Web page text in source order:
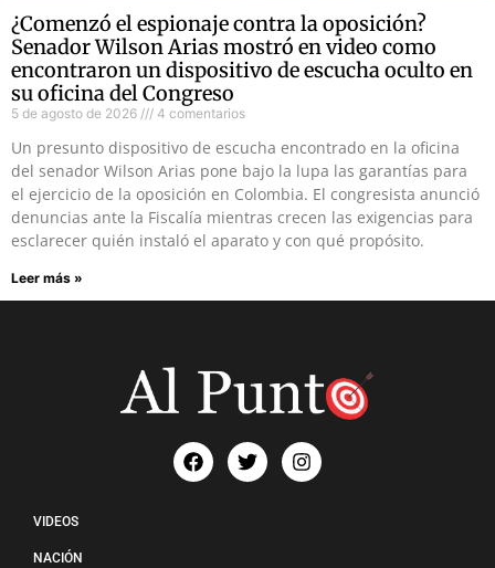
¿Comenzó el espionaje contra la oposición?
Senador Wilson Arias mostró en video como
encontraron un dispositivo de escucha oculto en
su oficina del Congreso
5 de agosto de 2026 4 comentarios
Un presunto dispositivo de escucha encontrado en la oficina
del senador Wilson Arias pone bajo la lupa las garantías para
el ejercicio de la oposición en Colombia. El congresista anunció
denuncias ante la Fiscalía mientras crecen las exigencias para
esclarecer quién instaló el aparato y con qué propósito.
Leer más »
VIDEOS
NACIÓN